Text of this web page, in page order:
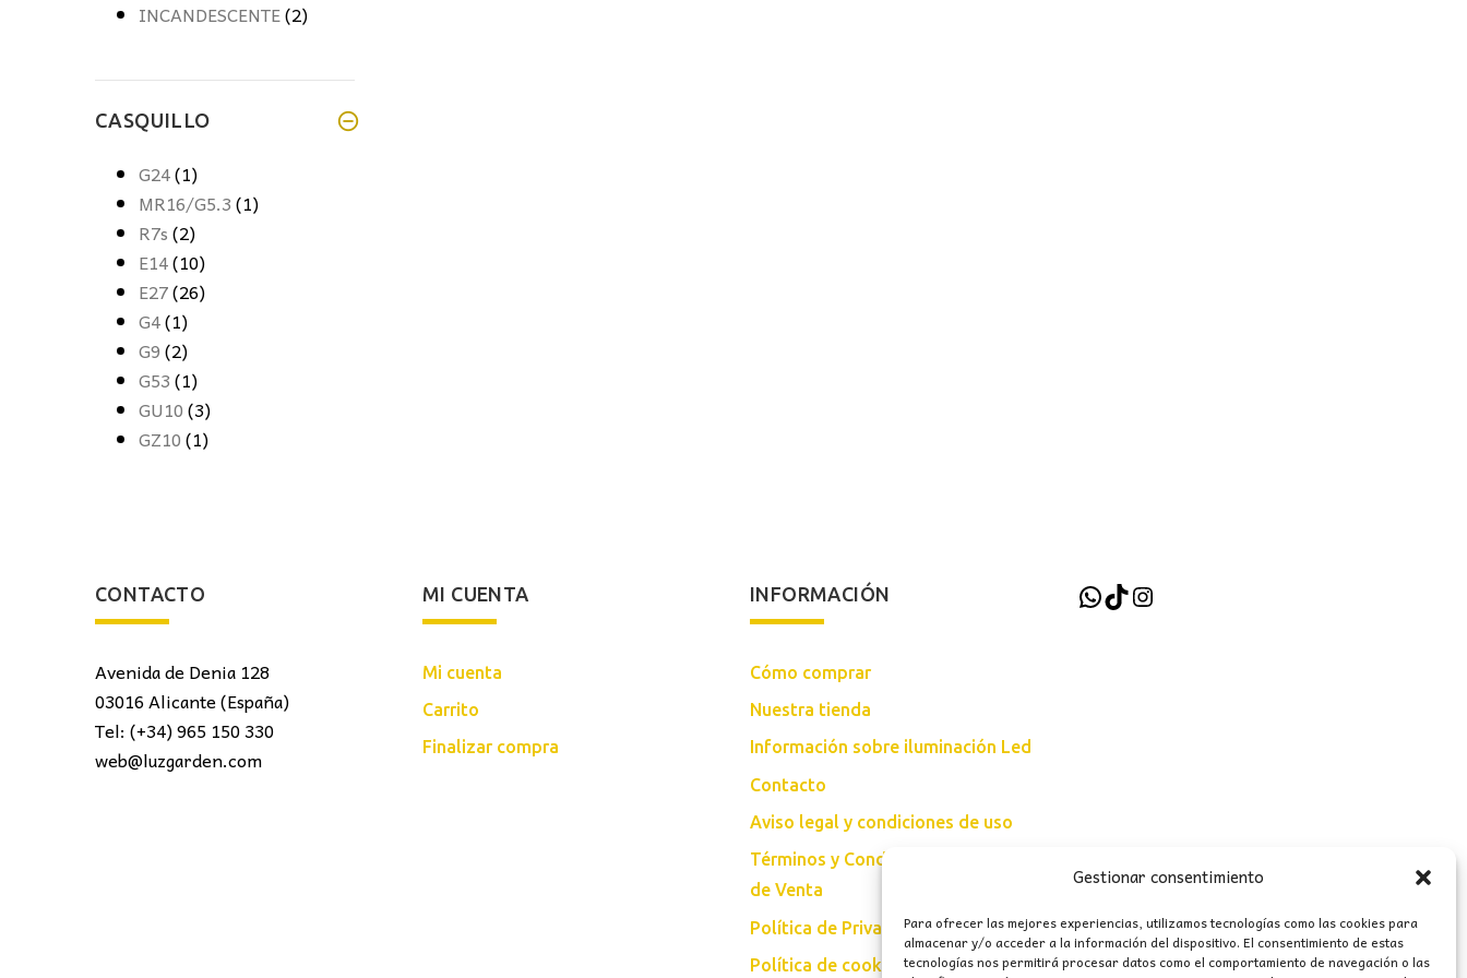
Gestionar consentimiento
Para ofrecer las mejores experiencias, utilizamos tecnologías como las cookies para
almacenar y/o acceder a la información del dispositivo. El consentimiento de estas
tecnologías nos permitirá procesar datos como el comportamiento de navegación o las
INCANDESCENTE(2)
CASQUILLO
G24(1)
MR16/G5.3(1)
R7s(2)
E14(10)
E27(26)
G4(1)
G9(2)
G53(1)
GU10(3)
GZ10(1)
CONTACTO
Avenida de Denia 128
03016 Alicante (España)
Tel: (+34) 965 150 330
web@luzgarden.com
MI CUENTA
Mi cuenta
Carrito
Finalizar compra
INFORMACIÓN
Cómo comprar
Nuestra tienda
Información sobre iluminación Led
Contacto
Aviso legal y condiciones de uso
Términos y Condiciones Generales
de Venta
Política de Privacidad
Política de cookies (UE)
WhatsApp
TikTokInstagram